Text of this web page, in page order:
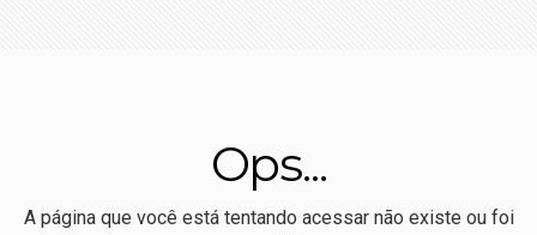
Ops...
A página que você está tentando acessar não existe ou foi